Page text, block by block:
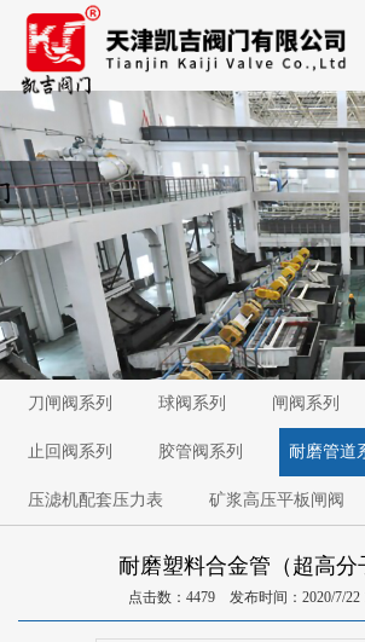
刀闸阀系列 球阀系列 闸阀系列
止回阀系列 胶管阀系列 耐磨管道
压滤机配套压力表 矿浆高压平板闸阀
耐磨塑料合金管（超高分
点击数：4479 发布时间：2020/7/22